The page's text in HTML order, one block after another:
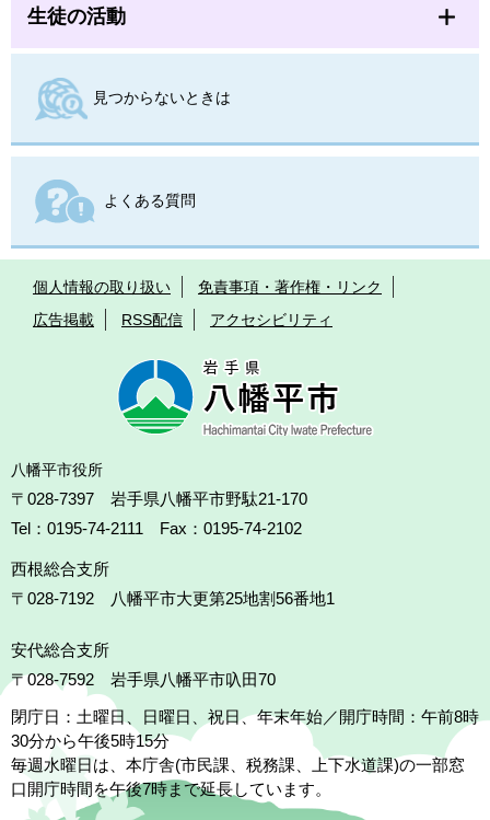
生徒の活動
見つからないときは
よくある質問
個人情報の取り扱い
免責事項・著作権・リンク
広告掲載
RSS配信 アクセシビリティ
八幡平市役所
〒028-7397 岩手県八幡平市野駄21-170
Tel：0195-74-2111 Fax：0195-74-2102
西根総合支所
〒028-7192
八幡平市大更第25地割56番地1
安代総合支所
〒028-7592
岩手県八幡平市叺田70
閉庁日：土曜日、日曜日、祝日、年末年始／開庁時間：午前8時
30分から午後5時15分
毎週水曜日は、本庁舎(市民課、税務課、上下水道課)の一部窓
口開庁時間を午後7時まで延長しています。